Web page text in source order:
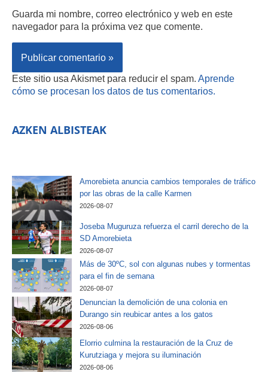
Guarda mi nombre, correo electrónico y web en este
navegador para la próxima vez que comente.
Este sitio usa Akismet para reducir el spam. Aprende
cómo se procesan los datos de tus comentarios.
AZKEN ALBISTEAK
Amorebieta anuncia cambios temporales de tráfico
por las obras de la calle Karmen
2026-08-07
Joseba Muguruza refuerza el carril derecho de la
SD Amorebieta
2026-08-07
Más de 30ºC, sol con algunas nubes y tormentas
para el fin de semana
2026-08-07
Denuncian la demolición de una colonia en
Durango sin reubicar antes a los gatos
2026-08-06
Elorrio culmina la restauración de la Cruz de
Kurutziaga y mejora su iluminación
2026-08-06